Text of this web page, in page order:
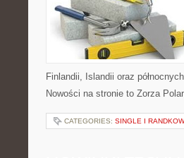
Finlandii, Islandii oraz
Nowości na stronie to Zorza
CATEGORIES: SINGLE I